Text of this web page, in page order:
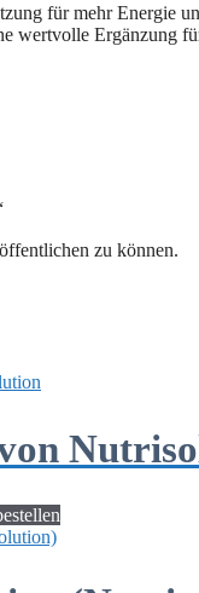
für mehr Energie
wertvolle Ergänzung
zu können.